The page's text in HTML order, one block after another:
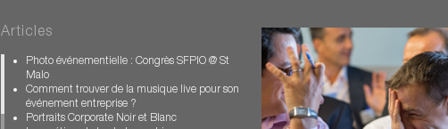
Articles
Photo événementielle : Congrès SFPIO @ St
Malo
Comment trouver de la musique live pour son
événement entreprise ?
Portraits Corporate Noir et Blanc